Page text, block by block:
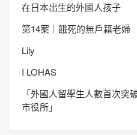
在日本出生的外國人孩子
第14案｜餓死的無戶籍老婦
Lily
I LOHAS
「外國人留學生人數首次突
市役所」